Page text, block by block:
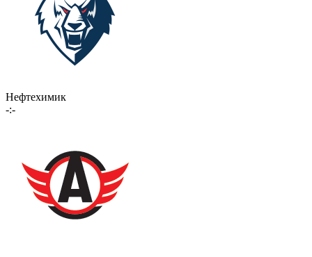
Нефтехимик
-:-